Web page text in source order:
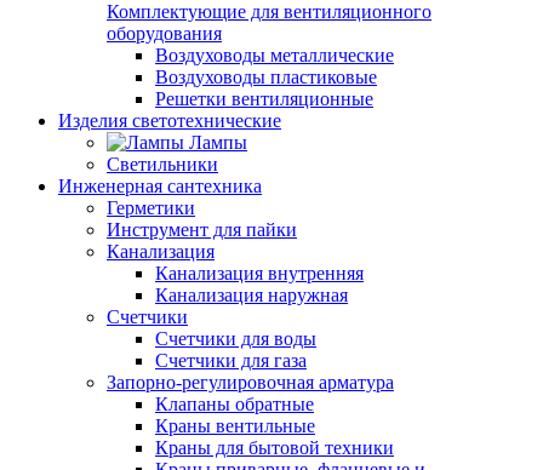
Комплектующие для вентиляционного
оборудования
Воздуховоды металлические
Воздуховоды пластиковые
Решетки вентиляционные
Изделия светотехнические
Лампы
Светильники
Инженерная сантехника
Герметики
Инструмент для пайки
Канализация
Канализация внутренняя
Канализация наружная
Счетчики
Счетчики для воды
Счетчики для газа
Запорно-регулировочная арматура
Клапаны обратные
Краны вентильные
Краны для бытовой техники